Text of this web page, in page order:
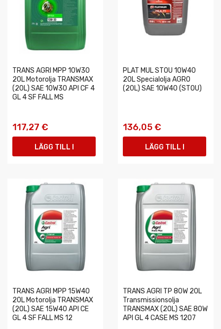
TRANS AGRI MPP 10W30
20L Motorolja TRANSMAX
(20L) SAE 10W30 API CF 4
GL 4 SF FALL MS
117,27 €
LÄGG TILL I
PLAT MUL STOU 10W40
20L Specialolja AGRO
(20L) SAE 10W40 (STOU)
136,05 €
LÄGG TILL I
TRANS AGRI MPP 15W40
20L Motorolja TRANSMAX
(20L) SAE 15W40 API CE
GL 4 SF FALL MS 12
TRANS AGRI TP 80W 20L
Transmissionsolja
TRANSMAX (20L) SAE 80W
API GL 4 CASE MS 1207